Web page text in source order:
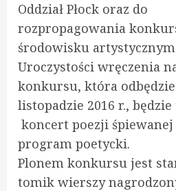
Oddział Płock oraz do
rozpropagowania
środowisku
Uroczystości wręczenia
konkursu, która
listopadzie 2016 r.,
koncert poezji
program poetycki.
Plonem konkursu jest
tomik wierszy